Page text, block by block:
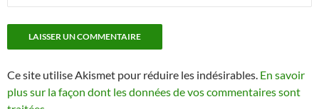
Ce site utilise Akismet pour réduire les indésirables. En savoir
plus sur la façon dont les données de vos commentaires sont